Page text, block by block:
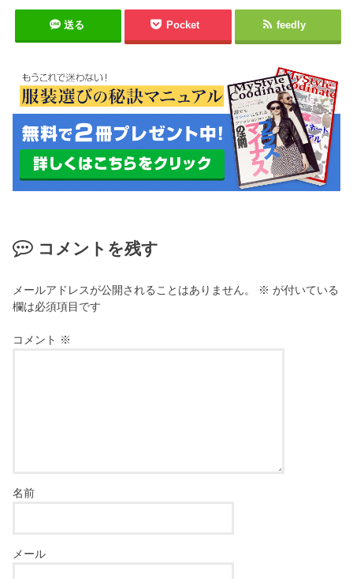
送る Pocket feedly
コメントを残す
メールアドレスが公開されることはありません。 ※ が付いている
欄は必須項目です
コメント ※
名前
メール